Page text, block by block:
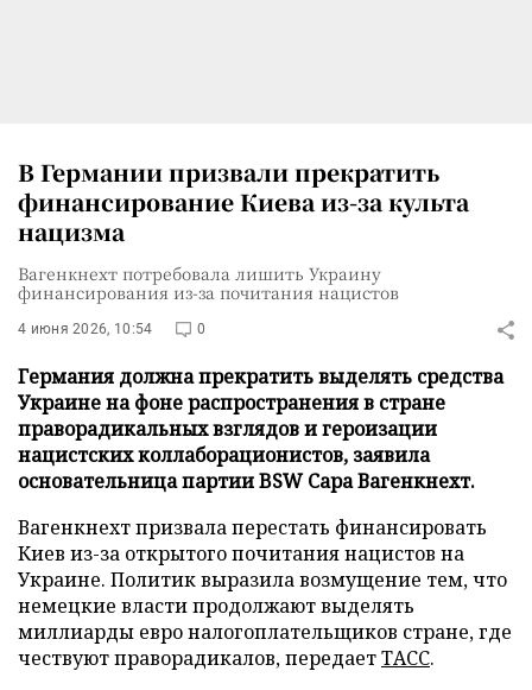
В Германии призвали прекратить
финансирование Киева из-за культа
нацизма
Вагенкнехт потребовала лишить Украину
финансирования из-за почитания нацистов
4 июня 2026, 10:54 0
Германия должна прекратить выделять средства
Украине на фоне распространения в стране
праворадикальных взглядов и героизации
нацистских коллаборационистов, заявила
основательница партии BSW Сара Вагенкнехт.
Вагенкнехт призвала перестать финансировать
Киев из-за открытого почитания нацистов на
Украине. Политик выразила возмущение тем, что
немецкие власти продолжают выделять
миллиарды евро налогоплательщиков стране, где
чествуют праворадикалов, передаетТАСС.